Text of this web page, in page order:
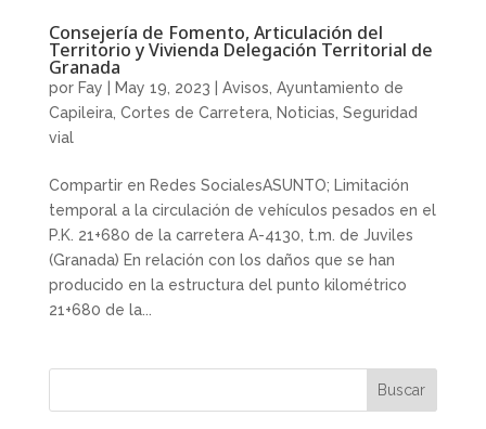
Consejería de Fomento, Articulación del
Territorio y Vivienda Delegación Territorial de
Granada
por Fay May 19, 2023 Avisos Ayuntamiento de
Capileira, Cortes de Carretera, Noticias Seguridad
vial
Compartir en Redes SocialesASUNTO; Limitación
temporal a la circulación de vehículos pesados en el
P.K. 21+680 de la carretera A-4130, t.m. de Juviles
(Granada) En relación con los daños que se han
producido en la estructura del punto kilométrico
21+680 de la...
Buscar